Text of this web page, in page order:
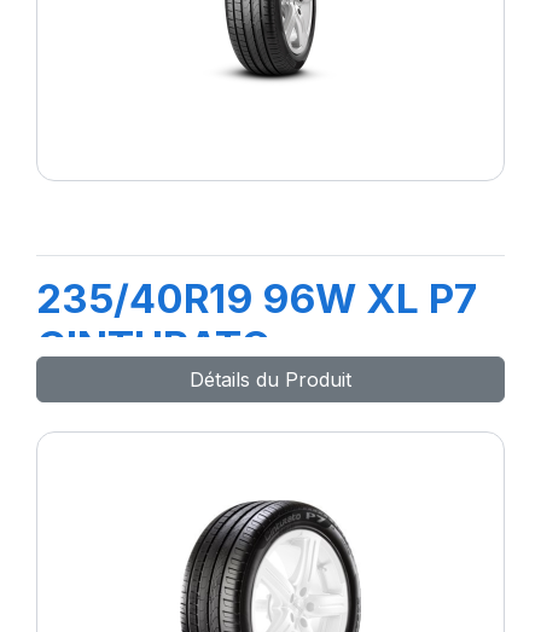
235/40R19 96W XL P7
CINTURATO
Détails du Produit